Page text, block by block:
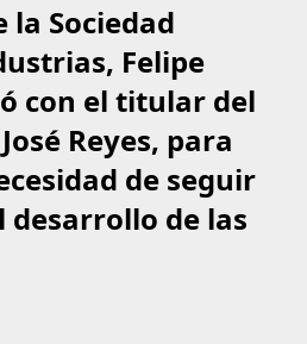
la Sociedad
Felipe
con el titular del
Reyes, para
de seguir
de las